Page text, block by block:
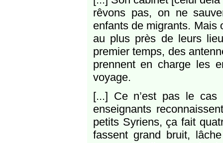
rêvons pas, on ne
enfants de migrants. Mais
au plus près de leurs
premier temps, des
prennent en charge les
voyage.
[...] Ce n’est pas le
enseignants
petits Syriens, ça fait
fassent grand bruit, lâche